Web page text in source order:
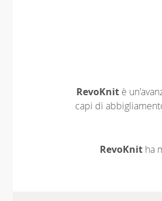
RevoKnit è
capi di
RevoKnit ha